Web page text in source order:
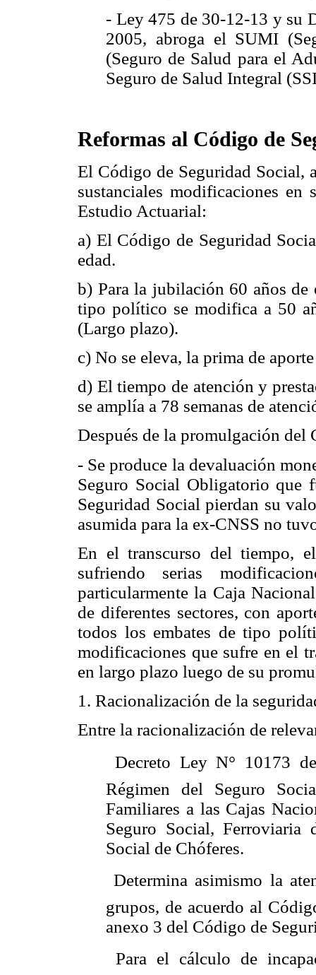
- Ley 475 de 30-12-13 y su
2005, abroga el SUMI
(Seguro de Salud para el
Seguro de Salud Integral
Reformas al Código de
El Código de Seguridad Social,
sustanciales modificaciones
Estudio Actuarial:
a) El Código de Seguridad
edad.
b) Para la jubilación 60 años
tipo político se modifica a 50
(Largo plazo).
c) No se eleva, la prima de
d) El tiempo de atención y
se amplía a 78 semanas de
Después de la promulgación del
- Se produce la devaluación
Seguro Social Obligatorio que
Seguridad Social pierdan su
asumida para la ex-CNSS no
En el transcurso del tiempo,
sufriendo serias
particularmente la Caja
de diferentes sectores, con
todos los embates de tipo
modificaciones que sufre en el
en largo plazo luego de su
1. Racionalización de la
Entre la racionalización de
 Decreto Ley N° 10173
Régimen del Seguro
Familiares a las Cajas
Seguro Social,
Social de Chóferes.
 Determina asimismo la
grupos, de acuerdo al
anexo 3 del Código de
 Para el cálculo de